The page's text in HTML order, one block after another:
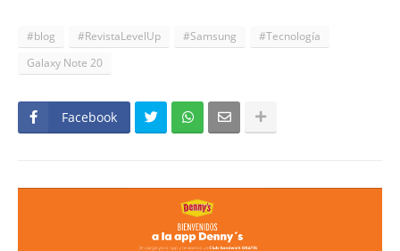
#blog #RevistaLevelUp #Samsung
#Tecnología
Galaxy Note 20
Facebook